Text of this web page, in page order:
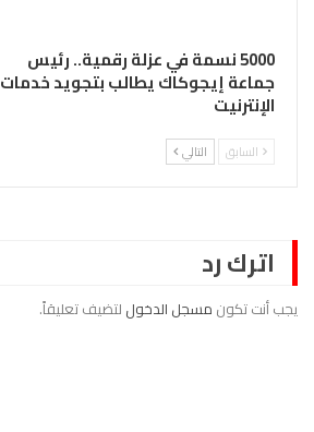
5000 نسمة في عزلة رقمية.. رئيس
جماعة إيجوكاك يطالب بتجويد خدمات
الإنترنيت
السابق التالي
اترك رد
يجب أنت تكون مسجل الدخول لتضيف تعليقاً.